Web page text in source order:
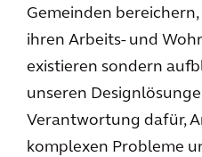
Gemeinden
ihren Arbeits- und
existieren sondern
unseren
Verantwortung dafür,
komplexen Probleme